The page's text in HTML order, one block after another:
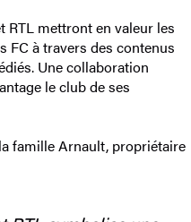
RTL mettront en valeur les
FC à travers des contenus
Une collaboration
le club de ses
famille Arnault, propriétaire